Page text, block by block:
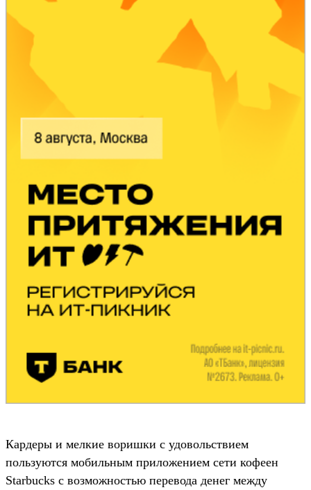
Кардеры и мелкие воришки с удовольствием
пользуются мобильным приложением сети кофеен
Starbucks с возможностью перевода денег между